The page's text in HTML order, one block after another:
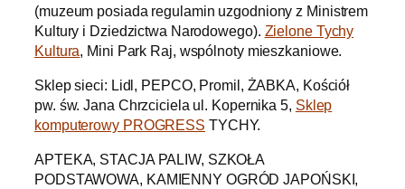
(muzeum posiada regulamin uzgodniony z Ministrem
Kultury i Dziedzictwa Narodowego). Zielone Tychy
Kultura, Mini Park Raj, wspólnoty mieszkaniowe.
Sklep sieci: Lidl, PEPCO, Promil, ŻABKA, Kościół
pw. św. Jana Chrzciciela ul. Kopernika 5, Sklep
komputerowy PROGRESS TYCHY.
APTEKA, STACJA PALIW, SZKOŁA
PODSTAWOWA, KAMIENNY OGRÓD JAPOŃSKI,